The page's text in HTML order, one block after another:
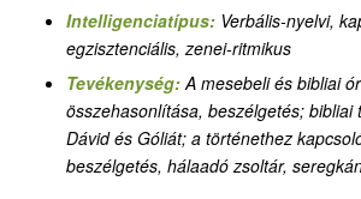
Intelligenciatípus: Verbális-nyelvi,
egzisztenciális, zenei-ritmikus
Tevékenység: A mesebeli és bibliai
összehasonlítása, beszélgetés;bibliai
Dávid és Góliát; a történethez
beszélgetés, hálaadó zsoltár,